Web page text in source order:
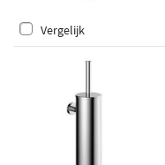
Vergelijk